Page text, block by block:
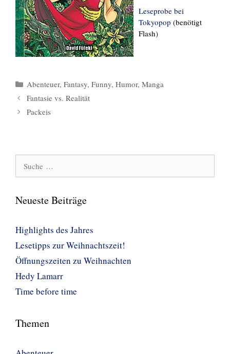
Leseprobe bei
Tokyopop (benötigt
Flash)
Kategorien
Abenteuer, Fantasy, Funny, Humor, Manga
Fantasie vs. Realität
Packeis
Neueste Beiträge
Highlights des Jahres
Lesetipps zur Weihnachtszeit!
Öffnungszeiten zu Weihnachten
Hedy Lamarr
Time before time
Themen